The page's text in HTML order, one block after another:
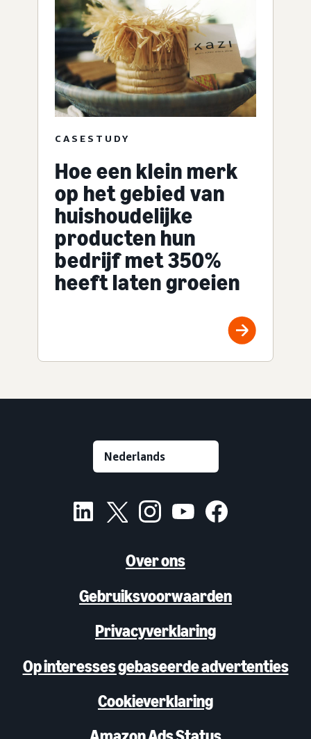
CASESTUDY
Hoe een klein merk
op het gebied van
huishoudelijke
producten hun
bedrijf met 350%
heeft laten groeien
Over ons
Gebruiksvoorwaarden
Privacyverklaring
Op interesses gebaseerde advertenties
Cookieverklaring